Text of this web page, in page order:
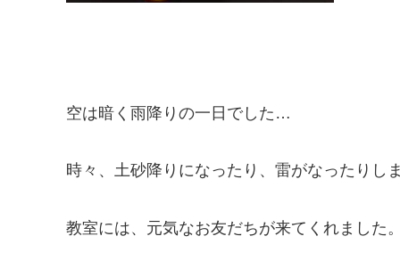
空は暗く雨降りの一日でした…
時々、土砂降りになったり、雷がなったりし
教室には、元気なお友だちが来てくれました